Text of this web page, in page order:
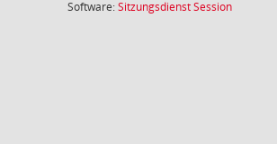
Software:SitzungsdienstSession(Wird in